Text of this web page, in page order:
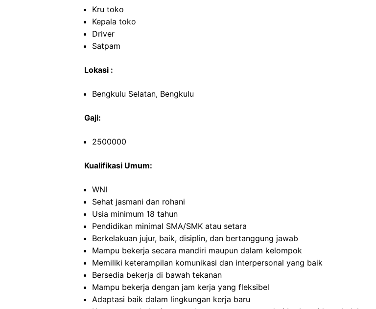
Kru toko
Kepala toko
Driver
Satpam
Lokasi :
Bengkulu Selatan, Bengkulu
Gaji:
2500000
Kualifikasi Umum:
WNI
Sehat jasmani dan rohani
Usia minimum 18 tahun
Pendidikan minimal SMA/SMK atau setara
Berkelakuan jujur, baik, disiplin, dan bertanggung jawab
Mampu bekerja secara mandiri maupun dalam kelompok
Memiliki keterampilan komunikasi dan interpersonal yang baik
Bersedia bekerja di bawah tekanan
Mampu bekerja dengan jam kerja yang fleksibel
Adaptasi baik dalam lingkungan kerja baru